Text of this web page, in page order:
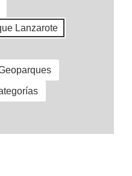
Lanzarote